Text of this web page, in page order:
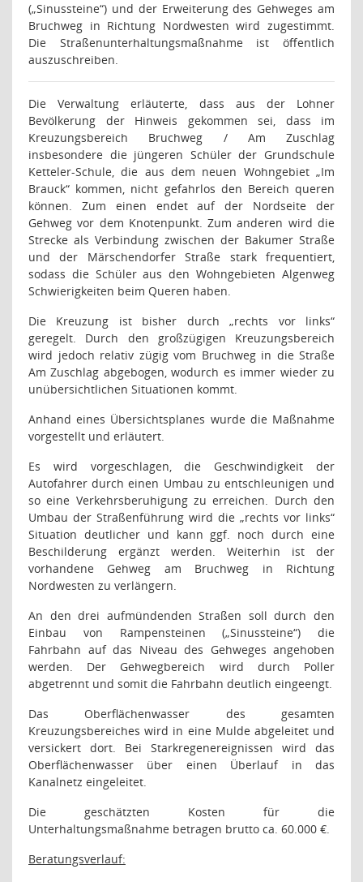
(„Sinussteine“) und der Erweiterung des Gehweges am
Bruchweg in Richtung Nordwesten wird zugestimmt.
Die Straßenunterhaltungsmaßnahme ist öffentlich
auszuschreiben.
Die Verwaltung erläuterte, dass aus der Lohner
Bevölkerung der Hinweis gekommen sei, dass im
Kreuzungsbereich Bruchweg / Am Zuschlag
insbesondere die jüngeren Schüler der Grundschule
Ketteler-Schule, die aus dem neuen Wohngebiet „Im
Brauck“ kommen, nicht gefahrlos den Bereich queren
können. Zum einen endet auf der Nordseite der
Gehweg vor dem Knotenpunkt. Zum anderen wird die
Strecke als Verbindung zwischen der Bakumer Straße
und der Märschendorfer Straße stark frequentiert,
sodass die Schüler aus den Wohngebieten Algenweg
Schwierigkeiten beim Queren haben.
Die Kreuzung ist bisher durch „rechts vor links“
geregelt. Durch den großzügigen Kreuzungsbereich
wird jedoch relativ zügig vom Bruchweg in die Straße
Am Zuschlag abgebogen, wodurch es immer wieder zu
unübersichtlichen Situationen kommt.
Anhand eines Übersichtsplanes wurde die Maßnahme
vorgestellt und erläutert.
Es wird vorgeschlagen, die Geschwindigkeit der
Autofahrer durch einen Umbau zu entschleunigen und
so eine Verkehrsberuhigung zu erreichen. Durch den
Umbau der Straßenführung wird die „rechts vor links“
Situation deutlicher und kann ggf. noch durch eine
Beschilderung ergänzt werden. Weiterhin ist der
vorhandene Gehweg am Bruchweg in Richtung
Nordwesten zu verlängern.
An den drei aufmündenden Straßen soll durch den
Einbau von Rampensteinen („Sinussteine“) die
Fahrbahn auf das Niveau des Gehweges angehoben
werden. Der Gehwegbereich wird durch Poller
abgetrennt und somit die Fahrbahn deutlich eingeengt.
Das Oberflächenwasser des gesamten
Kreuzungsbereiches wird in eine Mulde abgeleitet und
versickert dort. Bei Starkregenereignissen wird das
Oberflächenwasser über einen Überlauf in das
Kanalnetz eingeleitet.
Die geschätzten Kosten für die
Unterhaltungsmaßnahme betragen brutto ca. 60.000 €.
Beratungsverlauf: